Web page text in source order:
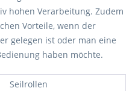
hohen Verarbeitung. Zudem
Vorteile, wenn der
gelegen ist oder man eine
haben möchte.
Seilrollen